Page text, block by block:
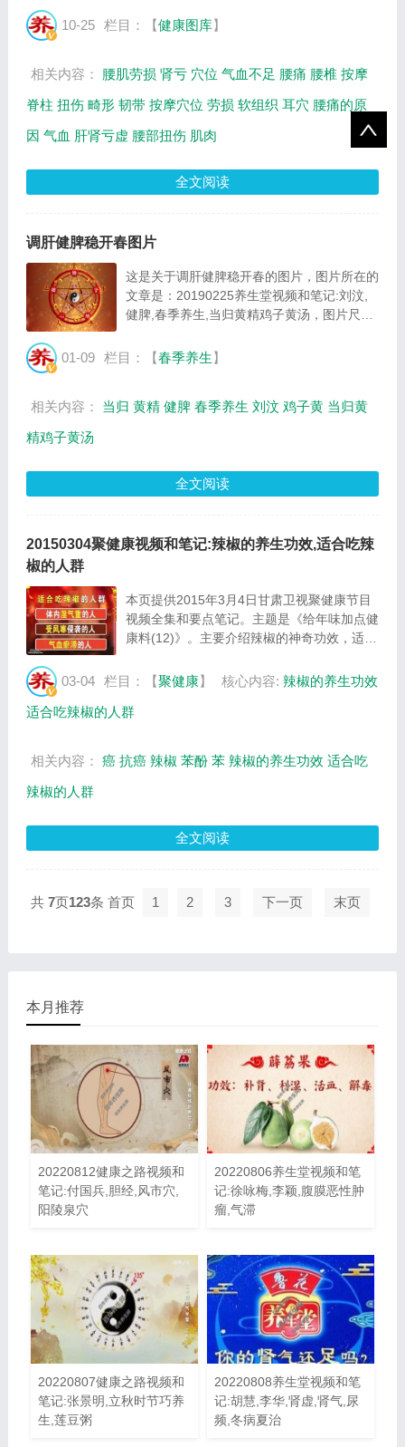
377x536像素，格式是JPG，图片大小是
10-25 栏目：【健康图库】
相关内容： 腰肌劳损 肾亏 穴位 气血不足 腰痛 腰椎 按摩
脊柱 扭伤 畸形 韧带 按摩穴位 劳损 软组织 耳穴 腰痛的原
因 气血 肝肾亏虚 腰部扭伤 肌肉
全文阅读
调肝健脾稳开春图片
这是关于调肝健脾稳开春的图片，图片所在的
文章是：20190225养生堂视频和笔记:刘汶,
健脾,春季养生,当归黄精鸡子黄汤，图片尺寸
54876Byte。...
01-09 栏目：【春季养生】
相关内容： 当归 黄精 健脾 春季养生 刘汶 鸡子黄 当归黄
精鸡子黄汤
全文阅读
20150304聚健康视频和笔记:辣椒的养生功效,适合吃辣
椒的人群
本页提供2015年3月4日甘肃卫视聚健康节目
视频全集和要点笔记。主题是《给年味加点健
康料(12)》。主要介绍辣椒的神奇功效，适合
频全集的在线观看和主要内容介绍（节目要点
03-04 栏目：【聚健康】 核心内容: 辣椒的养生功效
适合吃辣椒的人群
相关内容： 癌 抗癌 辣椒 苯酚 苯 辣椒的养生功效 适合吃
辣椒的人群
全文阅读
共 7页123条 首页 1 2 3 下一页 末页
本月推荐
20220812健康之路视频和
笔记:付国兵,胆经,风市穴,
阳陵泉穴
20220806养生堂视频和笔
记:徐咏梅,李颖,腹膜恶性肿
瘤,气滞
20220807健康之路视频和
笔记:张景明,立秋时节巧养
生,莲豆粥
20220808养生堂视频和笔
记:胡慧,李华,肾虚,肾气,尿
频,冬病夏治